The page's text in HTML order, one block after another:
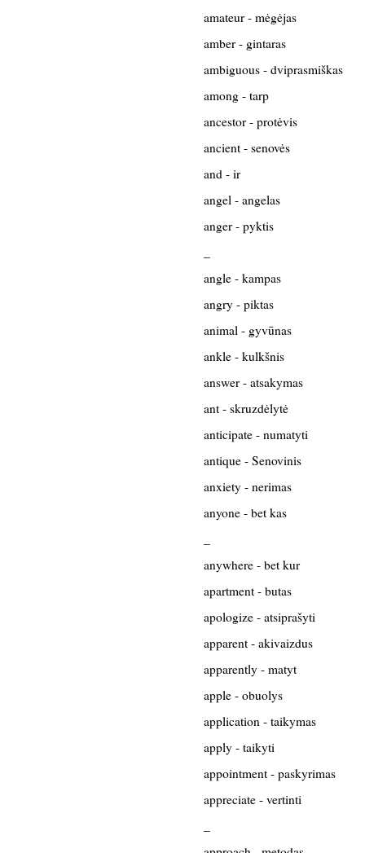
amateur - mėgėjas
amber - gintaras
ambiguous - dviprasmiškas
among - tarp
ancestor - protėvis
ancient - senovės
and - ir
angel - angelas
anger - pyktis
angle - kampas
angry - piktas
animal - gyvūnas
ankle - kulkšnis
answer - atsakymas
ant - skruzdėlytė
anticipate - numatyti
antique - Senovinis
anxiety - nerimas
anyone - bet kas
anywhere - bet kur
apartment - butas
apologize - atsiprašyti
apparent - akivaizdus
apparently - matyt
apple - obuolys
application - taikymas
apply - taikyti
appointment - paskyrimas
appreciate - vertinti